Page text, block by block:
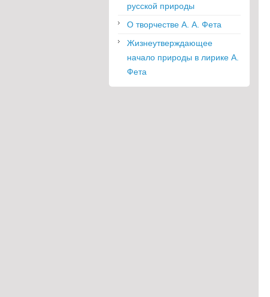
русской природы
О творчестве А. А. Фета
Жизнеутверждающее
начало природы в лирике А.
Фета